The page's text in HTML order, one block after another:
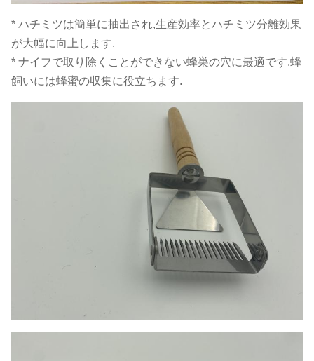
* ハチミツは簡単に抽出され,生産効率とハチミツ分離効果
が大幅に向上します.
* ナイフで取り除くことができない蜂巣の穴に最適です.蜂
飼いには蜂蜜の収集に役立ちます.